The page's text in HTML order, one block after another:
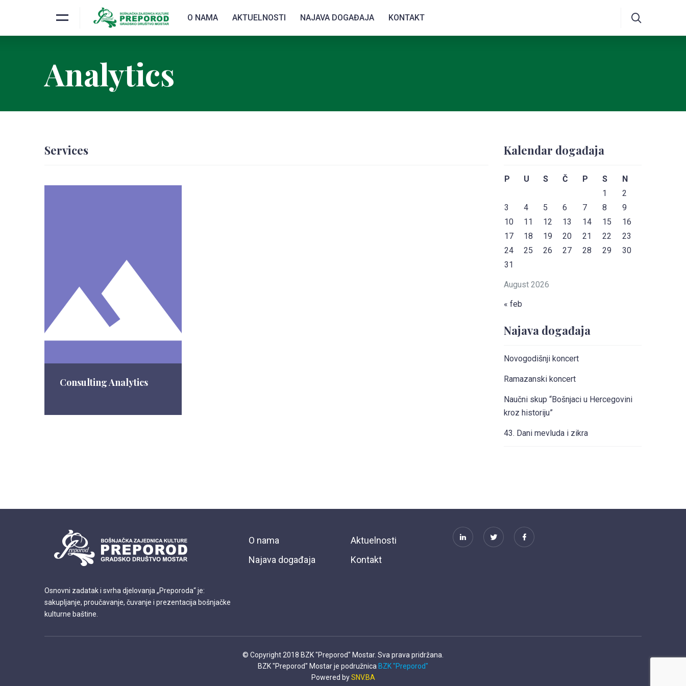
O NAMA AKTUELNOSTI NAJAVA DOGAĐAJA KONTAKT
Analytics
Services
Consulting Analytics
Kalendar događaja
August 2026
P U S Č P S
N
1
2
3
4 5 6 7 8
9
10
11 12 13 14 15
16
17
18 19 20 21 22
23
24
25 26 27 28 29
30
31
« feb
Najava događaja
Novogodišnji koncert
Ramazanski koncert
Naučni skup “Bošnjaci u Hercegovini
kroz historiju”
43. Dani mevluda i zikra
Osnovni zadatak i svrha djelovanja „Preporoda“ je:
sakupljanje, proučavanje, čuvanje i prezentacija bošnjačke
kulturne baštine.
O nama
Aktuelnosti
Najava događaja
Kontakt
© Copyright 2018 BZK "Preporod" Mostar. Sva prava pridržana.
BZK "Preporod" Mostar je podružnica BZK "Preporod"
Powered bySNV.BA